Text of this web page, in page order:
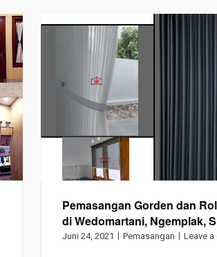
Pemasangan Gorden dan
di Wedomartani, Ngemplak,
Juni 24, 2021 Pemasangan Leave